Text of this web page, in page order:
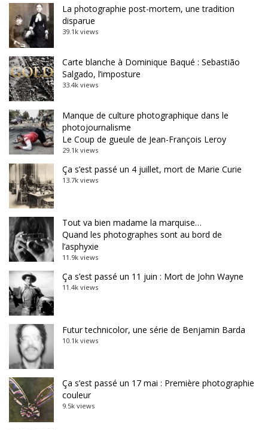
La photographie post-mortem, une tradition
disparue
39.1k views
Carte blanche à Dominique Baqué : Sebastião
Salgado, l’imposture
33.4k views
Manque de culture photographique dans le
photojournalisme
Le Coup de gueule de Jean-François Leroy
29.1k views
Ça s’est passé un 4 juillet, mort de Marie Curie
13.7k views
Tout va bien madame la marquise…
Quand les photographes sont au bord de
l’asphyxie
11.9k views
Ça s’est passé un 11 juin : Mort de John Wayne
11.4k views
Futur technicolor, une série de Benjamin Barda
10.1k views
Ça s’est passé un 17 mai : Première photographie
couleur
9.5k views